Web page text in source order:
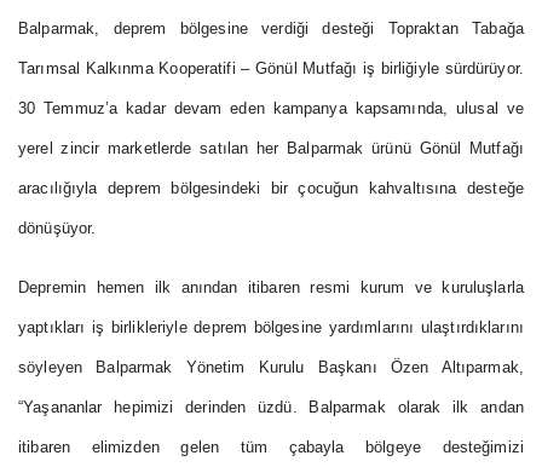
Balparmak, deprem bölgesine verdiği desteği Topraktan Tabağa
Tarımsal Kalkınma Kooperatifi – Gönül Mutfağı iş birliğiyle sürdürüyor.
30 Temmuz’a kadar devam eden kampanya kapsamında, ulusal ve
yerel zincir marketlerde satılan her Balparmak ürünü Gönül Mutfağı
aracılığıyla deprem bölgesindeki bir çocuğun kahvaltısına desteğe
dönüşüyor.
Depremin hemen ilk anından itibaren resmi kurum ve kuruluşlarla
yaptıkları iş birlikleriyle deprem bölgesine yardımlarını ulaştırdıklarını
söyleyen Balparmak Yönetim Kurulu Başkanı Özen Altıparmak,
“Yaşananlar hepimizi derinden üzdü. Balparmak olarak ilk andan
itibaren elimizden gelen tüm çabayla bölgeye desteğimizi